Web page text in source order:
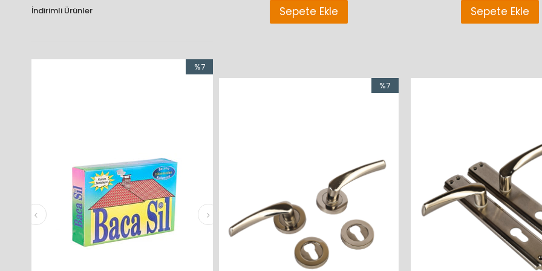
İndirimli Ürünler
%7
İndirim
Sepete Ekle Sepete Ekle
%7